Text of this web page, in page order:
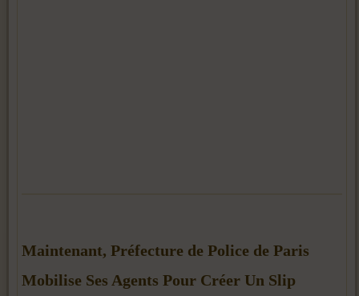
Maintenant, Préfecture de Police de Paris
Mobilise Ses Agents Pour Créer Un Slip